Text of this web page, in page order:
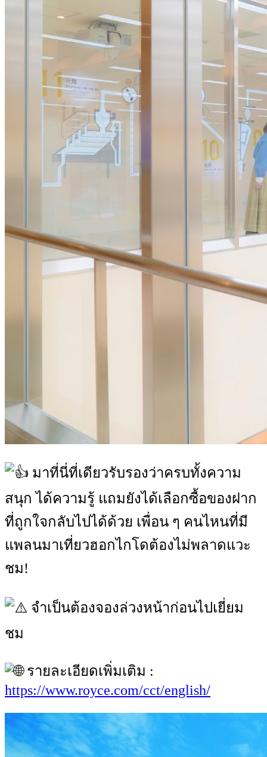
มาที่นี่ที่เดียวรับรองว่าครบทั้งความ
สนุก ได้ความรู้ แถมยังได้เลือกซื้อของฝาก
ที่ถูกใจกลับไปได้ด้วย เพื่อน ๆ คนไหนที่มี
แพลนมาเที่ยวฮอกไกโดต้องไม่พลาดแวะ
ชม!
จำเป็นต้องจองล่วงหน้าก่อนไปเยี่ยม
ชม
รายละเอียดเพิ่มเติม :
https://www.royce.com/cct/english/